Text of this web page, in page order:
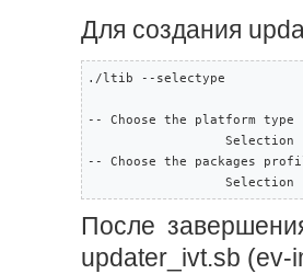
Для создания
./ltib --selectype
-- Choose the platform type
-- Choose the packages
Selection
После
updater_ivt.sb (ev-